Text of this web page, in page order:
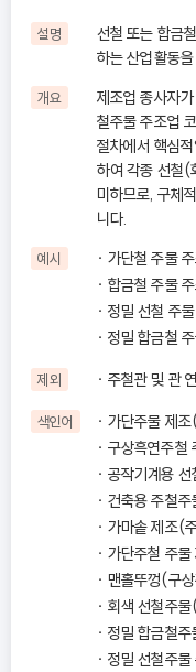
설명
선철 또는 합금
하는 산업활동을
개요
제조업 종사자
철주물 주조업
절차에서 핵심
하여 각종 선철(
미하므로, 구체
니다.
예시
가단철 주물
합금철 주물
정밀 선철 주
정밀 합금철
제외 주철관 및 관
색인어
가단주물 제
구상흑연주철
공작기계용
건축용 주철
가마솥 제조(
가단주철 주
맨홀뚜껑(구
회색 선철주
정밀 합금철주
정밀 선철주물